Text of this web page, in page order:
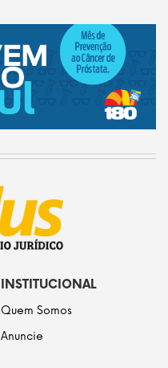
INSTITUCIONAL
Quem Somos
Anuncie